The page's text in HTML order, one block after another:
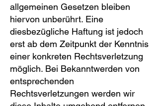
allgemeinen Gesetzen bleiben
hiervon unberührt. Eine
diesbezügliche Haftung ist jedoch
erst ab dem Zeitpunkt der Kenntnis
einer konkreten Rechtsverletzung
möglich. Bei Bekanntwerden von
entsprechenden
Rechtsverletzungen werden wir